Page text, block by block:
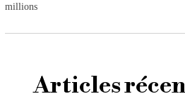
millions
Articles